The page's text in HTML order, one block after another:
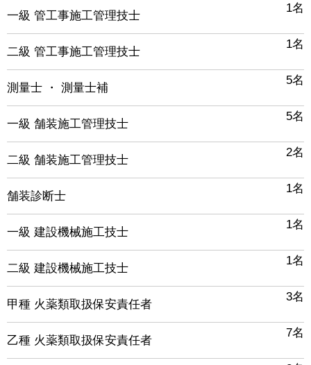
一級 管工事施工管理技士
1名
二級 管工事施工管理技士
1名
測量士 ・ 測量士補
5名
一級 舗装施工管理技士
5名
二級 舗装施工管理技士
2名
舗装診断士
1名
一級 建設機械施工技士
1名
二級 建設機械施工技士
1名
甲種 火薬類取扱保安責任者
3名
乙種 火薬類取扱保安責任者
7名